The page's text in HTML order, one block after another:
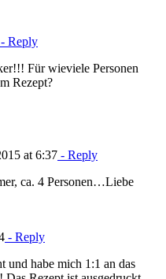
- Reply
Für wieviele Personen
Rezept?
at 6:37 - Reply
ca. 4 Personen…Liebe
- Reply
und habe mich 1:1 an das